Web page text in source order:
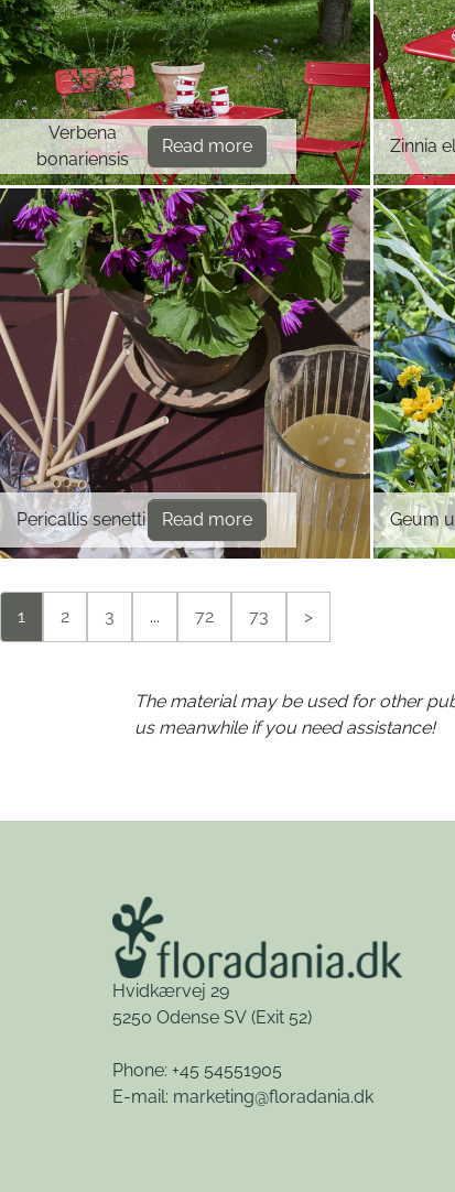
Verbena
bonariensis
Read more Zinnia
Pericallis senetti Read more Geum
1 2 3 ... 72 73 >
The material may be used for other
us meanwhile if you need assistance!
Hvidkærvej 29
5250 Odense SV (Exit 52)
Phone: +45 54551905
E-mail: marketing@floradania.dk